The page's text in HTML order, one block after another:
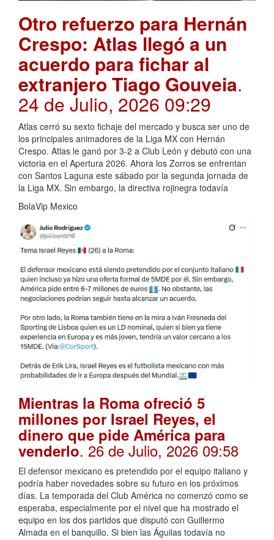
Otro refuerzo para Hernán
Crespo: Atlas llegó a un
acuerdo para fichar al
extranjero Tiago Gouveia.
24 de Julio, 2026 09:29
Atlas cerró su sexto fichaje del mercado y busca ser uno de
los principales animadores de la Liga MX con Hernán
Crespo. Atlas le ganó por 3-2 a Club León y debutó con una
victoria en el Apertura 2026. Ahora los Zorros se enfrentan
con Santos Laguna este sábado por la segunda jornada de
la Liga MX. Sin embargo, la directiva rojinegra todavía
BolaVip Mexico
Mientras la Roma ofreció 5
millones por Israel Reyes, el
dinero que pide América para
venderlo. 26 de Julio, 2026 09:58
El defensor mexicano es pretendido por el equipo italiano y
podría haber novedades sobre su futuro en los próximos
días. La temporada del Club América no comenzó como se
esperaba, especialmente por el nivel que ha mostrado el
equipo en los dos partidos que disputó con Guillermo
Almada en el banquillo. Si bien las Águilas todavía no